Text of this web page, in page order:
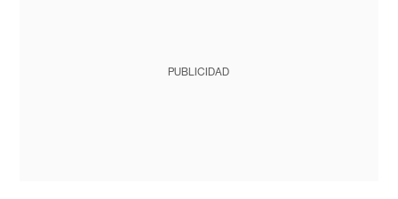
PUBLICIDAD